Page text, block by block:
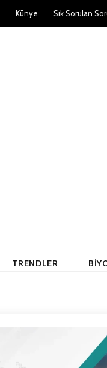
Künye Sık Sorulan
TRENDLER